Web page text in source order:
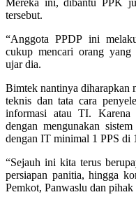
tersebut.
“Anggota PPDP ini
cukup mencari orang yang
ujar dia.
Bimtek nantinya diharapkan
teknis dan tata cara
informasi atau TI. Karena
dengan mengunakan
dengan IT minimal 1 PPS di
“Sejauh ini kita terus
persiapan panitia, hingga
Pemkot, Panwaslu dan